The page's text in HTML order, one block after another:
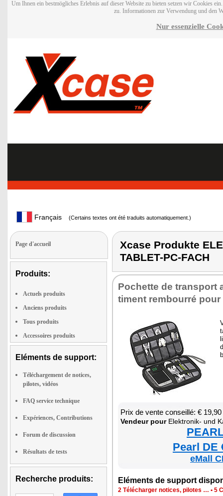
Um Ihnen ein bestmögliches Erlebnis auf dieser Website zu bieten setzen wir Cookies
zu. Informationen zur Verwendung und den
Nur essenzielle
Français (Certains textes ont été traduits automatiquement.)
Page d'accueil
Produits:
Actuels produits
Anciens produits
Tous produits
Accessoires produits
Eléments de support:
Téléchargement de notices,
pilotes, vidéos
FAQ service technique
Expériences, Contributions
Forum de discussion
Résultats de tests
Recherche produits:
Xcase Produkte
TABLET-PC-FACH
Pochette de trans­port
ti­ment rem­bourré pour
Prix de vente conseillé: € 19,90
Ven­deur pourElek­tro­nik- und Kabel-
Pearl DE
eMall
Elé­ments de sup­port
2 Télé­char­ger notices, pilotes … • 5